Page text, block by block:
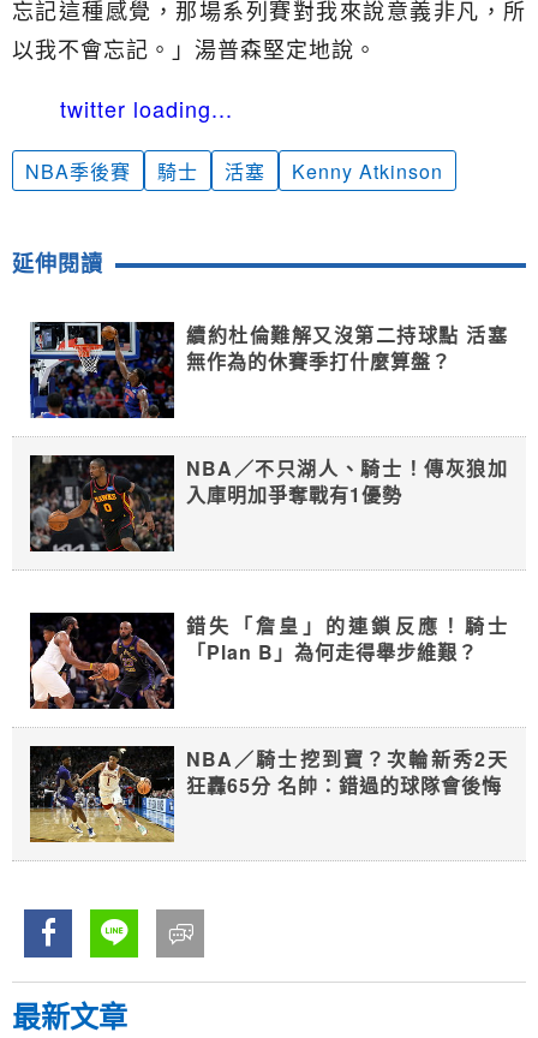
忘記這種感覺，那場系列賽對我來說意義非凡，所
以我不會忘記。」湯普森堅定地說。
twitter loading...
NBA季後賽 騎士 活塞 Kenny Atkinson
延伸閱讀
續約杜倫難解又沒第二持球點 活塞
無作為的休賽季打什麼算盤？
NBA／不只湖人、騎士！傳灰狼加
入庫明加爭奪戰有1優勢
錯失「詹皇」的連鎖反應！騎士
「Plan B」為何走得舉步維艱？
NBA／騎士挖到寶？次輪新秀2天
狂轟65分 名帥：錯過的球隊會後悔
最新文章